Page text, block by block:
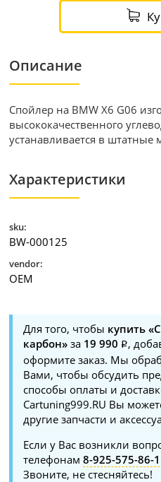
Описание
Спойлер на BMW X6 G06
высококачественного
устанавливается в штатные
Характеристики
sku:
BW-000125
vendor:
OEM
Для того, чтобы купить
карбон» за 19 990
,
оформите заказ. Мы
Вами, чтобы обсудить
способы оплаты и
Cartuning999.RU Вы
другие запчасти и
Если у Вас возникли
телефонам8-925-575-86-
Звоните, не стесняйтесь!